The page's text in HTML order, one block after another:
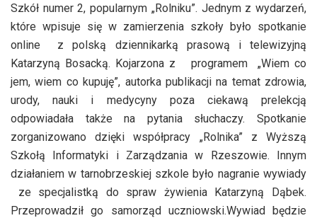
Szkół numer 2, popularnym „Rolniku”. Jednym z wydarzeń,
które wpisuje się w zamierzenia szkoły było spotkanie
online z polską dziennikarką prasową i telewizyjną
Katarzyną Bosacką. Kojarzona z programem „Wiem co
jem, wiem co kupuję”, autorka publikacji na temat zdrowia,
urody, nauki i medycyny poza ciekawą prelekcją
odpowiadała także na pytania słuchaczy. Spotkanie
zorganizowano dzięki współpracy „Rolnika” z Wyższą
Szkołą Informatyki i Zarządzania w Rzeszowie. Innym
działaniem w tarnobrzeskiej szkole było nagranie wywiady
ze specjalistką do spraw żywienia Katarzyną Dąbek.
Przeprowadził go samorząd uczniowski.Wywiad będzie